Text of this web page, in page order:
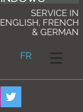
FR
SERVICE IN
ENGLISH, FRENCH
& GERMAN